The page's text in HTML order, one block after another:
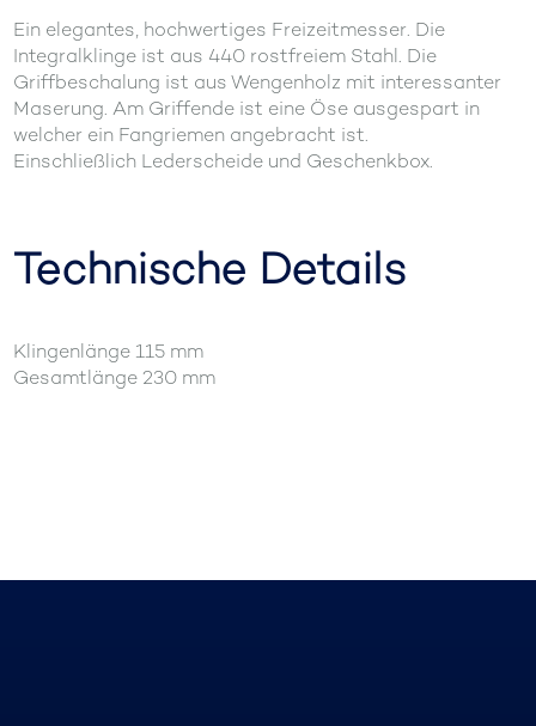
Ein elegantes, hochwertiges Freizeitmesser. Die
Integralklinge ist aus 440 rostfreiem Stahl. Die
Griffbeschalung ist aus Wengenholz mit interessanter
Maserung. Am Griffende ist eine Öse ausgespart in
welcher ein Fangriemen angebracht ist.
Einschließlich Lederscheide und Geschenkbox.
Technische Details
Klingenlänge 115 mm
Gesamtlänge 230 mm